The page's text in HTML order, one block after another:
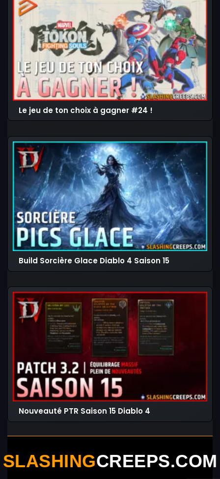
Le jeu de ton choix à gagner #24 !
Build Sorcière Glace Diablo 4 Saison 15
Nouveauté PTR Saison 15 Diablo 4
SLASHINGCREEPS.COM